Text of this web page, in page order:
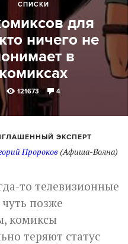
СПИСКИ
для
ничего не
в
комиксах
121673 4
ЭКСПЕРТ
Пророков(Афиша-Волна)
то телевизионные
позже
комиксы
теряют статус